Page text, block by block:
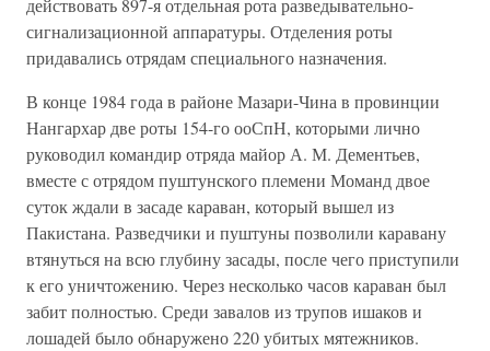
действовать 897-я отдельная рота разведывательно-
сигнализационной аппаратуры. Отделения роты
придавались отрядам специального назначения.
В конце 1984 года в районе Мазари-Чина в провинции
Нангархар две роты 154-го ооСпН, которыми лично
руководил командир отряда майор А. М. Дементьев,
вместе с отрядом пуштунского племени Моманд двое
суток ждали в засаде караван, который вышел из
Пакистана. Разведчики и пуштуны позволили каравану
втянуться на всю глубину засады, после чего приступили
к его уничтожению. Через несколько часов караван был
забит полностью. Среди завалов из трупов ишаков и
лошадей было обнаружено 220 убитых мятежников.